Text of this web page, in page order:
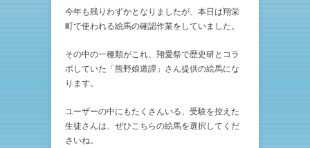
今年も残りわずかとなりましたが、本日は翔栄
町で使われる絵馬の確認作業をしていました。
その中の一種類がこれ、翔愛祭で歴史研とコラ
ボしていた「熊野娘道譚」さん提供の絵馬にな
ります。
ユーザーの中にもたくさんいる、受験を控えた
生徒さんは、ぜひこちらの絵馬を選択してくだ
さいね。